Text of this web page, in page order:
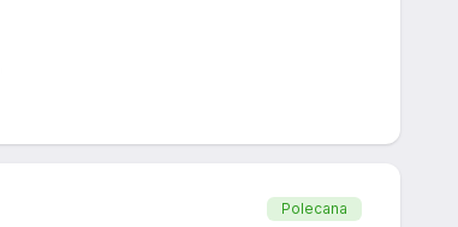
Polecana